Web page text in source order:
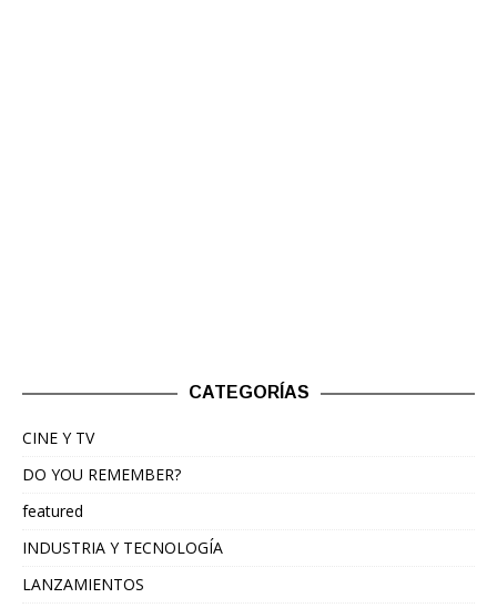
CATEGORÍAS
CINE Y TV
DO YOU REMEMBER?
featured
INDUSTRIA Y TECNOLOGÍA
LANZAMIENTOS